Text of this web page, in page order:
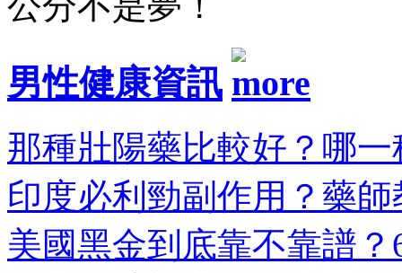
男性健康資訊
那種壯陽藥比較好？哪
印度必利勁副作用？藥
美國黑金到底靠不靠譜？